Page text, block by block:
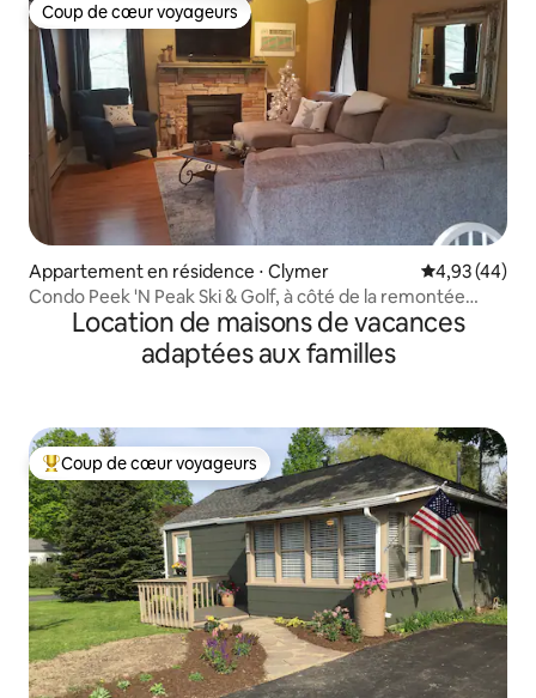
Coup de cœur voyageurs
Coup de cœur voyageurs
Appartement en résidence ⋅ Clymer Évaluation
4,93 (44)
Condo Peek 'N Peak Ski & Golf, à côté de la remontée
mécanique 8
Location de maisons de vacances
adaptées aux familles
Coups de cœur voyageurs les plus appréciés
Coup de cœur voyageurs